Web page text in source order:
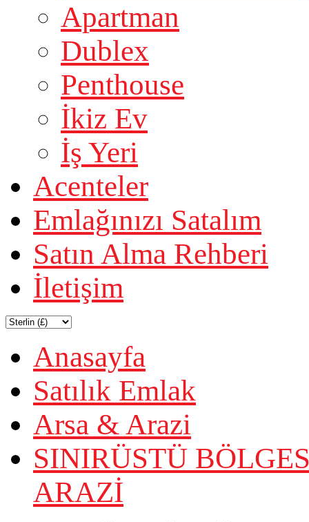
Apartman
Dublex
Penthouse
İkiz Ev
İş Yeri
Acenteler
Emlağınızı Satalım
Satın Alma Rehberi
İletişim
Anasayfa
Satılık Emlak
Arsa & Arazi
SINIRÜSTÜ
ARAZİ